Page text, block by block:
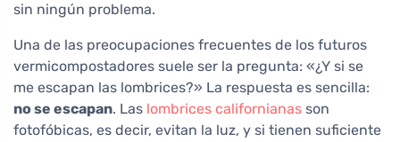
sin ningún problema.
Una de las preocupaciones frecuentes de los futuros
vermicompostadores suele ser la pregunta: «¿Y si se
me escapan las lombrices?» La respuesta es sencilla:
no se escapan. Las lombrices californianas son
fotofóbicas, es decir, evitan la luz, y si tienen suficiente